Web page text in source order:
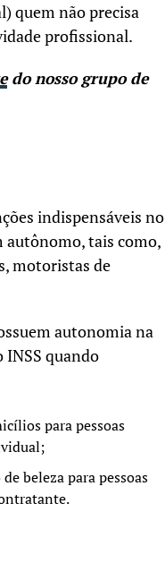
quem não precisa
profissional.
do nosso grupo de
indispensáveis no
autônomo, tais como,
motoristas de
autonomia na
INSS quando
para pessoas
beleza para pessoas